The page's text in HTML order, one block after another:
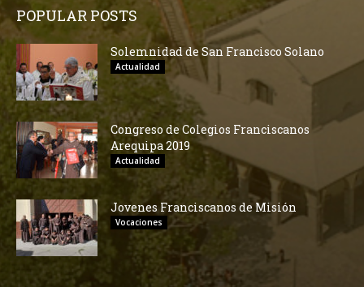
POPULAR POSTS
Solemnidad de San Francisco Solano
Actualidad
Congreso de Colegios Franciscanos
Arequipa 2019
Actualidad
Jovenes Franciscanos de Misión
Vocaciones